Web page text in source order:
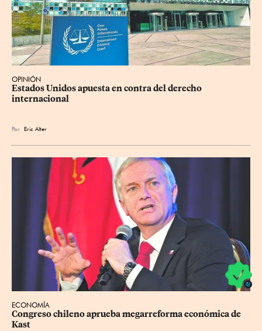
OPINIÓN
Estados Unidos apuesta en contra del derecho
internacional
Por Eric Alter
ECONOMÍA
Congreso chileno aprueba megarreforma económica de
Kast